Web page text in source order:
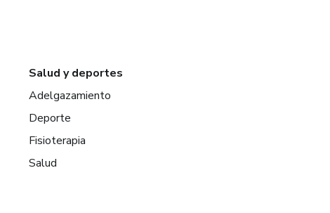
Salud y deportes
Adelgazamiento
Deporte
Fisioterapia
Salud